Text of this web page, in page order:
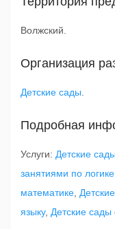
Волжский.
Организация
Детские сады
Подробная
Услуги: Детские
занятиями по логике
математике
языку, Детские